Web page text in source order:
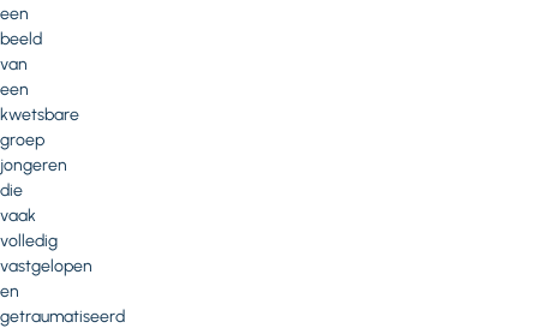
een
beeld
van
een
kwetsbare
groep
jongeren
die
vaak
volledig
vastgelopen
en
getraumatiseerd